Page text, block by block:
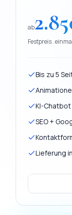
ab
Festpreis .
Bis zu 5
KI-Chatbot
SEO +
Lieferung